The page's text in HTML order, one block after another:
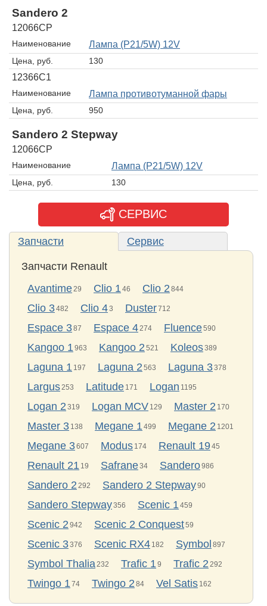
Sandero 2
12066CP
Наименование Лампа (P21/5W) 12V
Цена, руб. 130
12366C1
Наименование Лампа противотуманной фары
Цена, руб. 950
Sandero 2 Stepway
12066CP
Наименование Лампа (P21/5W) 12V
Цена, руб. 130
СЕРВИС
Запчасти Сервис
Запчасти Renault
Avantime 29 Clio 146 Clio 2 844
Clio 3482 Clio 43 Duster712
Espace 387 Espace 4 274 Fluence590
Kangoo 1963 Kangoo 2 521 Koleos389
Laguna 1 197 Laguna 2 563 Laguna 3378
Largus 253 Latitude 171 Logan 1195
Logan 2 319 Logan MCV 129 Master 2 170
Master 3 138 Megane 1499 Megane 2 1201
Megane 3607 Modus 174 Renault 1945
Renault 21 19 Safrane34 Sandero986
Sandero 2 292 Sandero 2 Stepway90
Sandero Stepway356 Scenic 1459
Scenic 2 942 Scenic 2 Conquest59
Scenic 3376 Scenic RX4 182 Symbol 897
Symbol Thalia 232 Trafic 19 Trafic 2 292
Twingo 174 Twingo 2 84 Vel Satis 162